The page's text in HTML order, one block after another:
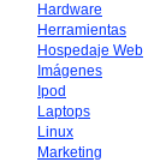
Hardware
Herramientas
Hospedaje Web
Imágenes
Ipod
Laptops
Linux
Marketing